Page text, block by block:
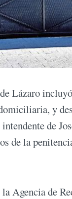
Lázaro
y
de
de la
Agencia de